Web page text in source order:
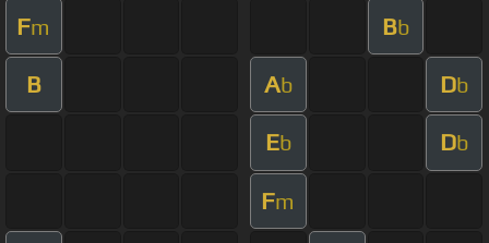
Fm Bb
B Ab Db
Eb Db
Fm